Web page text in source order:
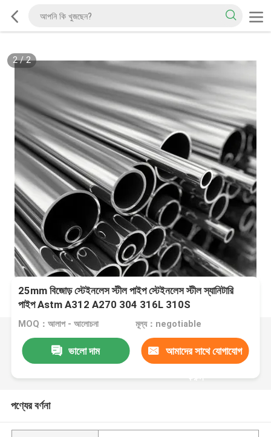
2/2
25mm বিজোড় স্টেইনলেস স্টীল পাইপ স্টেইনলেস স্টীল স্যানিটারি
পাইপ Astm A312 A270 304 316L 310S
MOQ：আলাপ - আলোচনা মূল্য：negotiable
ভালো দাম আমাদের সাথে যোগাযোগ
করুন
পণ্যের বর্ণনা